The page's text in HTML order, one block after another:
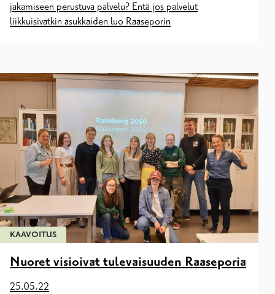
jakamiseen perustuva palvelu? Entä jos palvelut
liikkuisivatkin asukkaiden luo Raaseporin
KAAVOITUS
Nuoret visioivat tulevaisuuden Raaseporia
25.05.22